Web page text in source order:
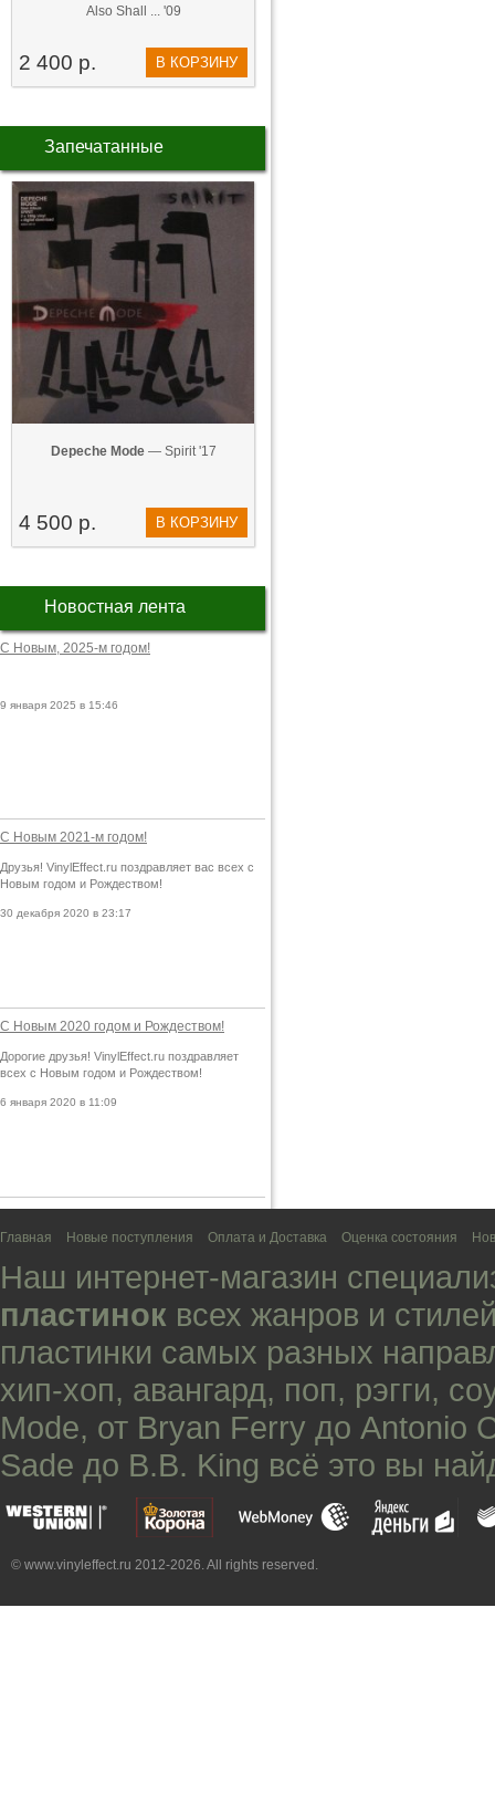
Also Shall ... '09
2 400 р. В КОРЗИНУ
Запечатанные
Depeche Mode— Spirit '17
4 500 р. В КОРЗИНУ
Новостная лента
С Новым, 2025-м годом!
9 января 2025 в 15:46
С Новым 2021-м годом!
Друзья! VinylEffect.ru поздравляет вас всех с
Новым годом и Рождеством!
30 декабря 2020 в 23:17
С Новым 2020 годом и Рождеством!
Дорогие друзья! VinylEffect.ru поздравляет
всех с Новым годом и Рождеством!
6 января 2020 в 11:09
Главная Новые поступления Оплата и Доставка Оценка состояния
Наш интернет-магазин
пластинок всех жанров и
пластинки самых разных
хип-хоп, авангард, поп, рэгги,
Mode, от Bryan Ferry до Antonio
Sade до B.B. King всё это вы
© www.vinyleffect.ru 2012-2026. All rights reserved.